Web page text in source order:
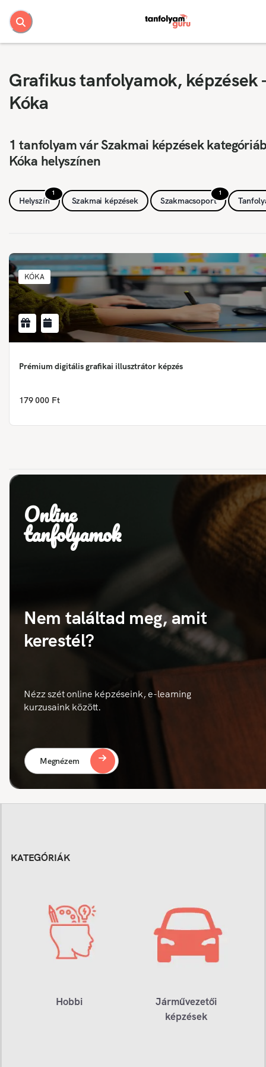
Grafikus tanfolyamok, képzések
Kóka
1 tanfolyam vár Szakmai képzések
Kóka helyszínen
1
Helyszín Szakmai képzések
1
Szakmacsoport
KÓKA
Prémium digitális grafikai illusztrátor képzés
179 000 Ft
Online
tanfolyamok
Nem találtad meg, amit
kerestél?
Nézz szét online képzéseink, e-learning
kurzusaink között.
Megnézem
KATEGÓRIÁK
Hobbi
Járművezetői
képzések